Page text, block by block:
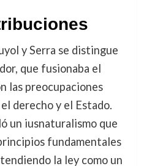
y Serra se distingue
que fusionaba el
las preocupaciones
derecho y el Estado.
un iusnaturalismo que
fundamentales
la ley como un